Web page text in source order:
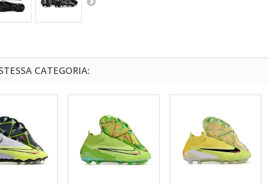
CATEGORIA: